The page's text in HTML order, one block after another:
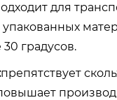
для
градусов.
препятствует